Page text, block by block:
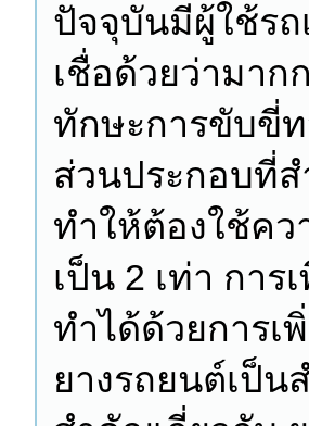
ปัจจุบันมีผู้ใช้รถ
เชื่อด้วยว่ามาก
ทักษะการขับขี่ท
ส่วนประกอบที่ส
ทำให้ต้องใช้คว
เป็น 2 เท่า กา
ทำได้ด้วยการเ
ยางรถยนต์เป็น